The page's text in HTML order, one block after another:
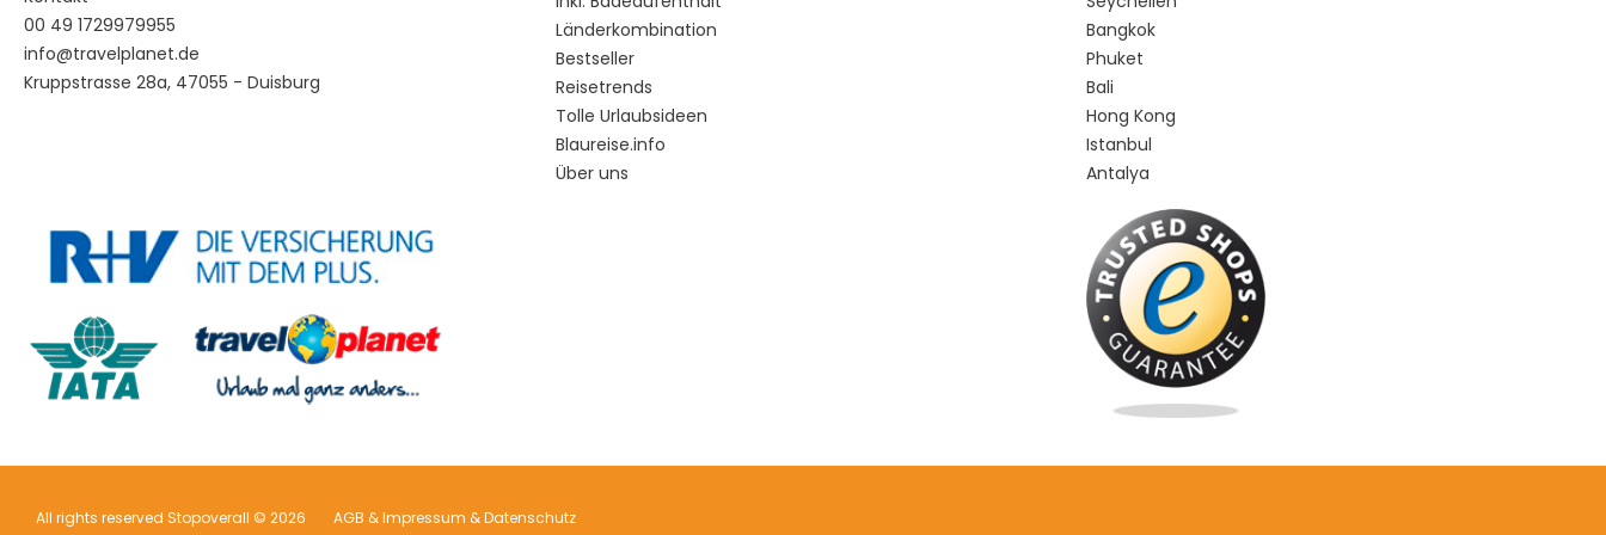
00 49 1729979955
info@travelplanet.de
Kruppstrasse 28a, 47055 - Duisburg
Länderkombination
Bestseller
Reisetrends
Tolle Urlaubsideen
Blaureise.info
Über uns
Bangkok
Phuket
Bali
Hong Kong
Istanbul
Antalya
All rights reserved Stopoverall © 2026 AGB & Impressum & Datenschutz